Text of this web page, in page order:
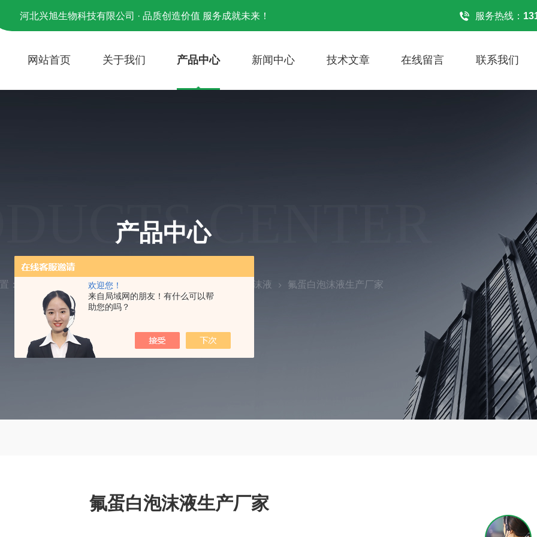
欢迎您！
来自局域网的朋友！有什么可以帮
助您的吗？
河北兴旭生物科技有限公司 · 品质创造价值 服务成就未来！ 服务热线：
网站首页 关于我们 产品中心 新闻中心 技术文章 在线留言 联系我们
CENTER
产品中心
： 产品中心 AFFF水成膜泡沫灭火剂 消防泡沫液 氟蛋白泡沫液生产厂家
氟蛋白泡沫液生产厂家